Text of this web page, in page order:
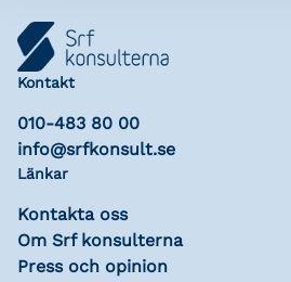
Kontakt
010-483 80 00
info@srfkonsult.se
Länkar
Kontakta oss
Om Srf konsulterna
Press och opinion